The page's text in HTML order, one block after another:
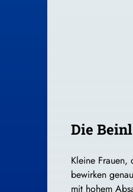
Die
Kleine Frauen,
bewirken
mit hohem